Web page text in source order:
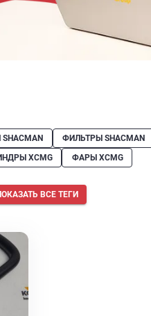
ФИЛЬТРЫ SHACMAN
XCMG
ФАРЫ XCMG
ВСЕ ТЕГИ